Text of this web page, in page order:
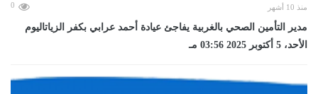
منذ 10 أشهر 0
مدير التأمين الصحي بالغربية يفاجئ عيادة أحمد عرابي بكفر الزياتاليوم
الأحد، 5 أكتوبر 2025 03:56 مـ